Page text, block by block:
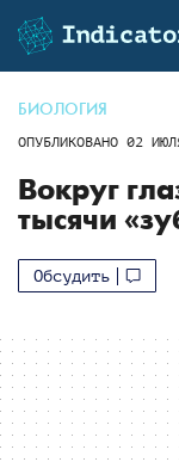
БИОЛОГИЯ
ОПУБЛИКОВАНО 02
Вокруг
тысячи
Обсудить